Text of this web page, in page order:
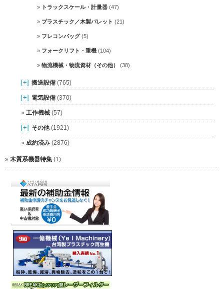
トラックスケール・計量器 (47)
プラスチック／木製パレット (21)
フレコンバッグ(5)
フォークリフト・重機 (104)
物流機械・物流資材（その他） (38)
[+] 搬送設備 (765)
[+] 電気設備 (370)
工作機械 (57)
[+] その他(1921)
成約済み (2876)
木質系機器特集 (1)